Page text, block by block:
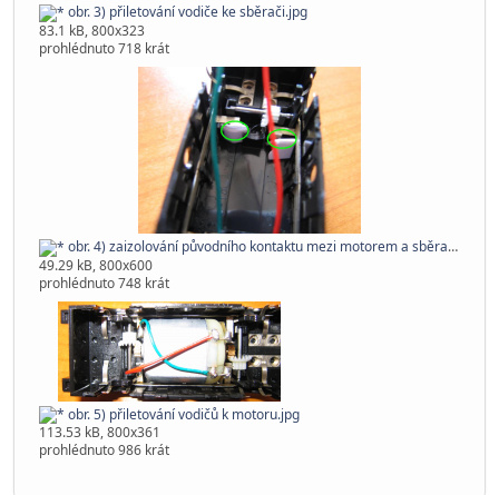
obr. 3) přiletování vodiče ke sběrači.jpg
83.1 kB, 800x323
prohlédnuto 718 krát
obr. 4) zaizolování původního kontaktu mezi motorem a sběračem.jpg
49.29 kB, 800x600
prohlédnuto 748 krát
obr. 5) přiletování vodičů k motoru.jpg
113.53 kB, 800x361
prohlédnuto 986 krát